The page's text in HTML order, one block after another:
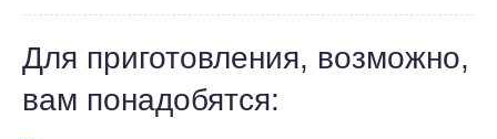
Для приготовления, возможно,
вам понадобятся: